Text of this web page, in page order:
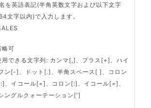
を英語表記(半角英数文字および以下文字
文字以内)で入力します。
略可
用できる文字列: カンマ[,]、プラス[+]、ハイ
ン[-]、ドット[.]、半角スペース[ ]、コロン
、イコール[=]、コロン[:]、イコール[=]、
ングルクォーテーション[']